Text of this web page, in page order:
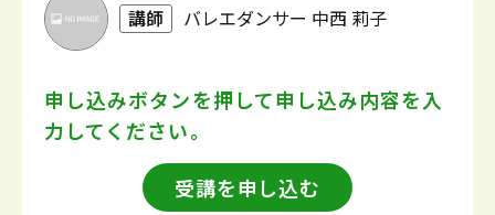
講師 バレエダンサー 中西 莉子
申し込みボタンを押して申し込み内容を入
力してください。
受講を申し込む